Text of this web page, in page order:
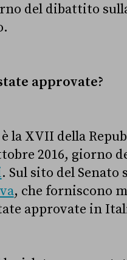
del dibattito
approvate?
è la XVII della
2016, giorno
. Sul sito del
, che forniscono
approvate in